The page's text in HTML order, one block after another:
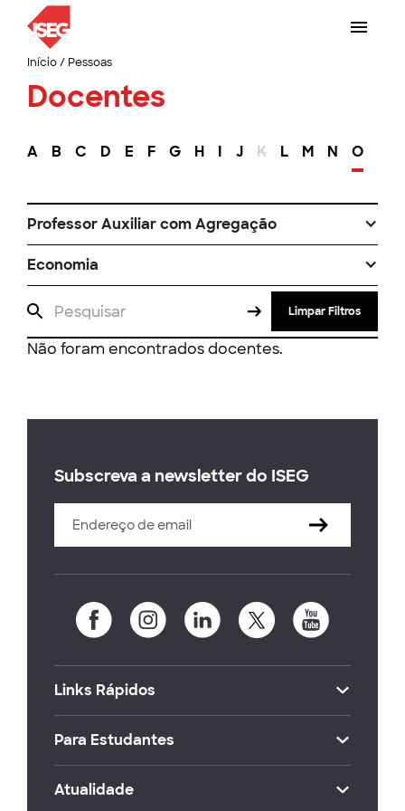
Início/ Pessoas
Docentes
A B C D E F G H I J K L M N O
Professor Auxiliar com Agregação
Economia
Limpar Filtros
Não foram encontrados docentes.
Subscreva a newsletter do ISEG
Links Rápidos
Para Estudantes
Atualidade